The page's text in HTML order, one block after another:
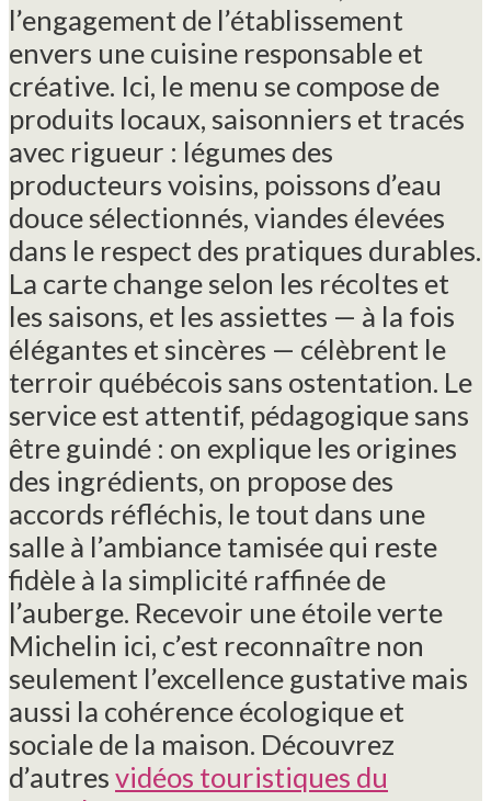
l’engagement de l’établissement
envers une cuisine responsable et
créative. Ici, le menu se compose de
produits locaux, saisonniers et tracés
avec rigueur : légumes des
producteurs voisins, poissons d’eau
douce sélectionnés, viandes élevées
dans le respect des pratiques durables.
La carte change selon les récoltes et
les saisons, et les assiettes — à la fois
élégantes et sincères — célèbrent le
terroir québécois sans ostentation. Le
service est attentif, pédagogique sans
être guindé : on explique les origines
des ingrédients, on propose des
accords réfléchis, le tout dans une
salle à l’ambiance tamisée qui reste
fidèle à la simplicité raffinée de
l’auberge. Recevoir une étoile verte
Michelin ici, c’est reconnaître non
seulement l’excellence gustative mais
aussi la cohérence écologique et
sociale de la maison. Découvrez
d’autres vidéos touristiques du